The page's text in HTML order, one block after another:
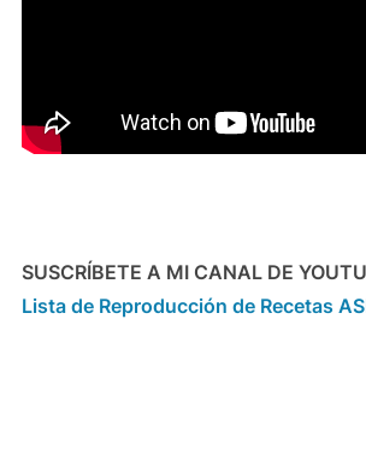
SUSCRÍBETE A MI CANAL DE
Lista de Reproducción de Recetas